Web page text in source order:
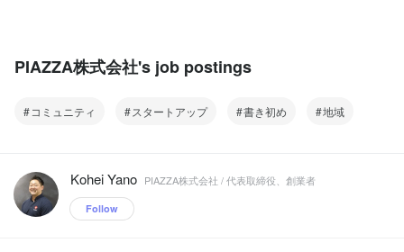
PIAZZA株式会社's job postings
コミュニティ スタートアップ 書き初め 地域
Kohei Yano PIAZZA株式会社 / 代表取締役、創業者
Follow